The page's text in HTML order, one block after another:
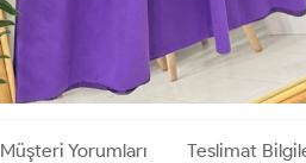
Müşteri Yorumları Teslimat